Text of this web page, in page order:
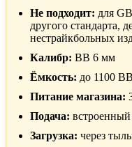
Не подходит: для
другого стандарта,
нестрайкбольных
Калибр: BB 6 мм
Ёмкость: до 1100 BB
Питание магазина:
Подача:
Загрузка: через